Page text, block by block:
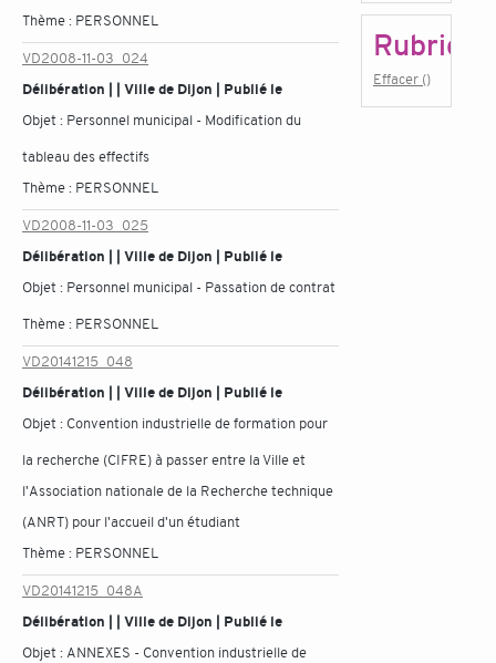
Thème : PERSONNEL
VD2008-11-03_024
Délibération | | Ville de Dijon | Publié le
Objet : Personnel municipal - Modification du
tableau des effectifs
Thème : PERSONNEL
VD2008-11-03_025
Délibération | | Ville de Dijon | Publié le
Objet : Personnel municipal - Passation de contrat
Thème : PERSONNEL
VD20141215_048
Délibération | | Ville de Dijon | Publié le
Objet : Convention industrielle de formation pour
la recherche (CIFRE) à passer entre la Ville et
l'Association nationale de la Recherche technique
(ANRT) pour l'accueil d'un étudiant
Thème : PERSONNEL
VD20141215_048A
Délibération | | Ville de Dijon | Publié le
Objet : ANNEXES - Convention industrielle de
Rubrique
Effacer ()